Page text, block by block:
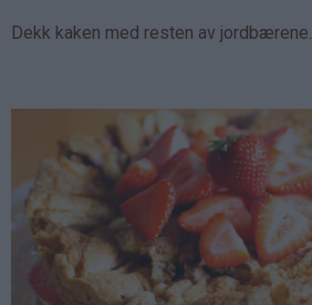
Dekk kaken med resten av jordbærene.